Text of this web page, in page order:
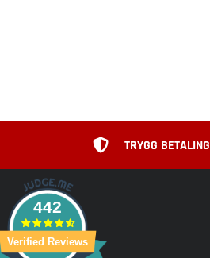
TRYGG BETALING
442
Verified Reviews